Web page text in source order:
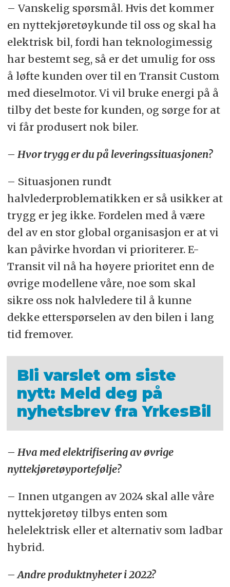
– Vanskelig spørsmål. Hvis det kommer
en nyttekjøretøykunde til oss og skal ha
elektrisk bil, fordi han teknologimessig
har bestemt seg, så er det umulig for oss
å løfte kunden over til en Transit Custom
med dieselmotor. Vi vil bruke energi på å
tilby det beste for kunden, og sørge for at
vi får produsert nok biler.
– Hvor trygg er du på leveringssituasjonen?
– Situasjonen rundt
halvlederproblematikken er så usikker at
trygg er jeg ikke. Fordelen med å være
del av en stor global organisasjon er at vi
kan påvirke hvordan vi prioriterer. E-
Transit vil nå ha høyere prioritet enn de
øvrige modellene våre, noe som skal
sikre oss nok halvledere til å kunne
dekke etterspørselen av den bilen i lang
tid fremover.
Bli varslet om siste
nytt: Meld deg på
nyhetsbrev fra YrkesBil
– Hva med elektrifisering av øvrige
nyttekjøretøyportefølje?
– Innen utgangen av 2024 skal alle våre
nyttekjøretøy tilbys enten som
helelektrisk eller et alternativ som ladbar
hybrid.
– Andre produktnyheter i 2022?